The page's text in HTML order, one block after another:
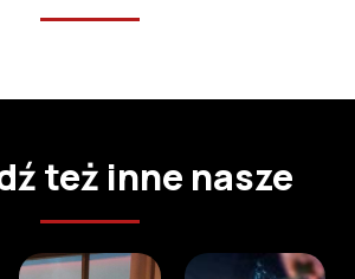
też inne nasze